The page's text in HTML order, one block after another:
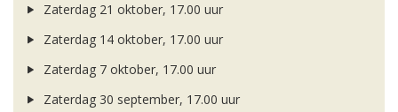
Zaterdag 21 oktober, 17.00 uur
Zaterdag 14 oktober, 17.00 uur
Zaterdag 7 oktober, 17.00 uur
Zaterdag 30 september, 17.00 uur